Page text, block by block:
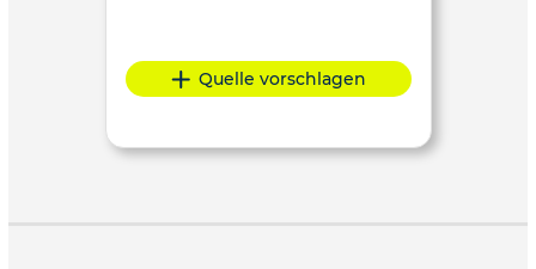
Quelle vorschlagen